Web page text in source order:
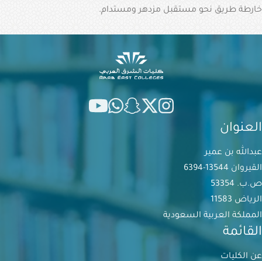
خارطة طريق نحو مستقبل مزدهر ومستدام.
العنوان
عبدالله بن عمير
القيروان 13544-6394
ص.ب. 53354
الرياض 11583
المملكة العربية السعودية
القائمة
عن الكليات